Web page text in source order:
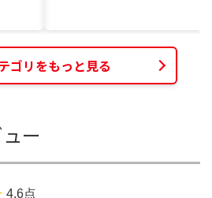
ゴリをもっと見る
ー
4.6点